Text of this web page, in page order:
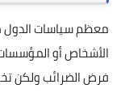
معظم سياسات
الأشخاص أو
فرض الضرائب ولكن